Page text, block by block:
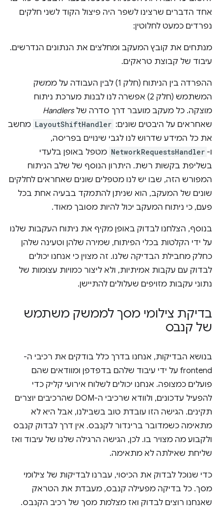
אחד הדברים שרצינו לשפר היה פיצול הקוד לשני חלקים
נפרדים כמעט לחלוטין:
מנתחים את קובץ המעקב ומחלצים את הנתונים הנדרשים.
עיבוד של קבוצת טראקים.
ההפרדה בין הניתוח (חלק 1) לבין העבודה על ממשק
המשתמש (חלק 2) אפשרה לנו לבנות מערכת ניתוח
מוצקה. כל מעקב מועבר דרך סדרה שלHandlers
שאחראים על היבטים שונים: LayoutShiftHandler מחשב
את כל המידע שדרוש לנו לגבי שינויים בפריסה,
ו- NetworkRequestsHandler מטפל באופן בלעדי
בשליפת בקשות רשת. היתרון הנוסף של שלב הניתוח
המפורש הזה, שבו יש לנו מטפלים שונים שאחראים לחלקים
שונים של המעקב, הוא שניתן להתמקד בבעיה אחת בכל
פעם, כי ניתוח המעקב יכול להיות מסובך מאוד.
בנוסף, הצלחנו לבדוק באופן מקיף את ניתוח העקבות שלנו
על ידי הקלטות בכלי הפיתוח, שמירה שלהן וטעינה שלהן
כחלק מחבילת הבדיקה שלנו. זה מצוין כי אנחנו יכולים
לבדוק עם עקבות אמיתיות, ולא ליצור כמויות עצומות של
נתוני עקבות מזויפים שעלולים להתיישן.
בדיקת צילומי מסך לממשק משתמש
של קנבס
בנושא הבדיקות, אנחנו בדרך כלל בודקים את רכיבי ה-
frontend על ידי עיבוד שלהם בדפדפן ומוודאים שהם
פועלים כמצופה. אנחנו יכולים לשלוח אירועי קליק כדי
להפעיל עדכונים, ולוודא שרכיבי ה-DOM שהרכיבים יוצרים
תקינים. הגישה הזו עובדת טוב בשבילנו, אבל היא לא
מתאימה כשמדובר ברינדור לקנבס. אין דרך לבדוק קנבס
ולקבוע מה מצויר בו. לכן, הגישה הרגילה שלנו של עיבוד ואז
שליחת שאילתה לא מתאימה.
כדי שנוכל לבדוק את הכיסוי, עברנו לבדיקות של צילומי
מסך. כל בדיקה מפעילה קנבס, מעבדת את הטראק
שאנחנו רוצים לבדוק ואז מצלמת מסך של רכיב הקנבס.